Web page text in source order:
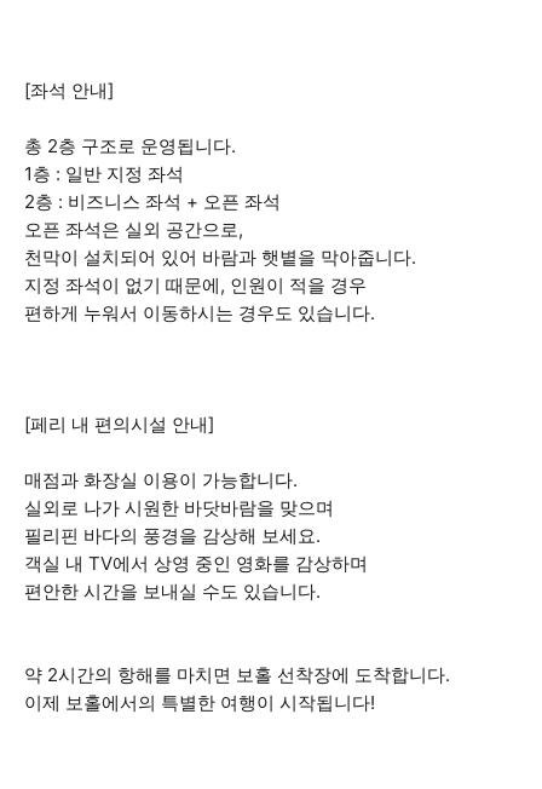
[좌석 안내]
총 2층 구조로 운영됩니다.
1층 : 일반 지정 좌석
2층 : 비즈니스 좌석 + 오픈 좌석
오픈 좌석은 실외 공간으로,
천막이 설치되어 있어 바람과 햇볕을 막아줍니다.
지정 좌석이 없기 때문에, 인원이 적을 경우
편하게 누워서 이동하시는 경우도 있습니다.
[페리 내 편의시설 안내]
매점과 화장실 이용이 가능합니다.
실외로 나가 시원한 바닷바람을 맞으며
필리핀 바다의 풍경을 감상해 보세요.
객실 내 TV에서 상영 중인 영화를 감상하며
편안한 시간을 보내실 수도 있습니다.
약 2시간의 항해를 마치면 보홀 선착장에 도착합니다.
이제 보홀에서의 특별한 여행이 시작됩니다!